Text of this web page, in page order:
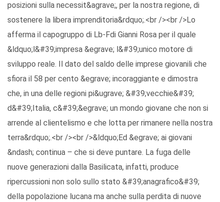
posizioni sulla necessit&agrave;, per la nostra regione, di
sostenere la libera imprenditoria&rdquo;.<br /><br />Lo
afferma il capogruppo di Lb-Fdi Gianni Rosa per il quale
&ldquo;l&#39;impresa &egrave; l&#39;unico motore di
sviluppo reale. Il dato del saldo delle imprese giovanili che
sfiora il 58 per cento &egrave; incoraggiante e dimostra
che, in una delle regioni pi&ugrave; &#39;vecchie&#39;
d&#39;Italia, c&#39;&egrave; un mondo giovane che non si
arrende al clientelismo e che lotta per rimanere nella nostra
terra&rdquo;.<br /><br />&ldquo;Ed &egrave; ai giovani
&ndash; continua – che si deve puntare. La fuga delle
nuove generazioni dalla Basilicata, infatti, produce
ripercussioni non solo sullo stato &#39;anagrafico&#39;
della popolazione lucana ma anche sulla perdita di nuove